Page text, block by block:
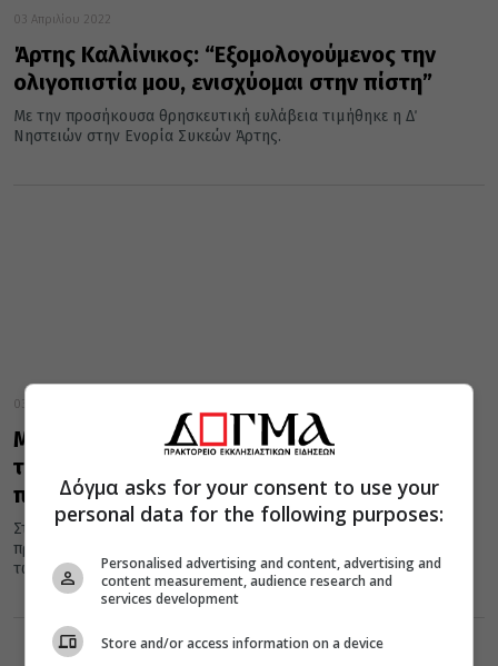
03 Απριλίου 2022
Άρτης Καλλίνικος: “Εξομολογούμενος την
ολιγοπιστία μου, ενισχύομαι στην πίστη”
Με την προσήκουσα θρησκευτική ευλάβεια τιμήθηκε η Δ΄
Νηστειών στην Ενορία Συκεών Άρτης.
03 Απριλίου 2022
Μεσσηνίας: “Σημασία δεν έχει σε ποιο σκαλί
της κλίμακας βρισκόμαστε, αλλά η
πνευματική μας άνοδος”
Στον Ιερό Ναό Αγίου Γεωργίου, της πόλεως της Καλαμάτας,
προέστη της Θεία Λειτουργίας, την Κυριακή της Δ’ εβδομάδος
των...
Δόγμα asks for your consent to use your
personal data for the following purposes:
Personalised advertising and content, advertising and
content measurement, audience research and
services development
Store and/or access information on a device